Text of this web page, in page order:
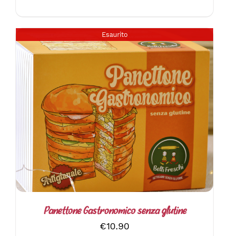
Esaurito
DETTAGLI
Panettone Gastronomico senza glutine
€10.90